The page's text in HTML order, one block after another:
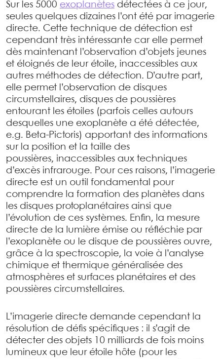
Sur les 5000 exoplanètes détectées à ce jour,
seules quelques dizaines l’ont été par imagerie
directe. Cette technique de détection est
cependant très intéressante car elle permet
dès maintenant l’observation d’objets jeunes
et éloignés de leur étoile, inaccessibles aux
autres méthodes de détection. D’autre part,
elle permet l’observation de disques
circumstellaires, disques de poussières
entourant les étoiles (parfois celles autours
desquelles une exoplanète a été détectée,
e.g. Beta-Pictoris) apportant des informations
sur la position et la taille des
poussières, inaccessibles aux techniques
d’excès infrarouge. Pour ces raisons, l’imagerie
directe est un outil fondamental pour
comprendre la formation des planètes dans
les disques protoplanétaires ainsi que
l’évolution de ces systèmes. Enfin, la mesure
directe de la lumière émise ou réfléchie par
l’exoplanète ou le disque de poussières ouvre,
grâce à la spectroscopie, la voie à l’analyse
chimique et thermique généralisée des
atmosphères et surfaces planétaires et des
poussières circumstellaires.
L’imagerie directe demande cependant la
résolution de défis spécifiques : il s’agit de
détecter des objets 10 milliards de fois moins
lumineux que leur étoile hôte (pour les